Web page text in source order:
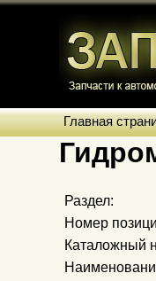
Главная
Раздел:
Номер
Каталожный